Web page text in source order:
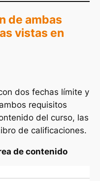
de ambas
vistas en
dos fechas límite y
requisitos
del curso, las
de calificaciones.
de contenido